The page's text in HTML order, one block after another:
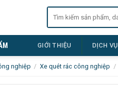
Tìm
GIỚI THIỆU DỊCH VỤ
nghiệp / Xe quét rác công nghiệp /